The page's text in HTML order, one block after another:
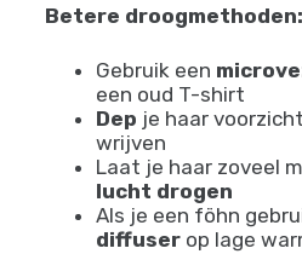
Betere droogmethoden:
Gebruik een
een oud T-shirt
Dep je haar
wrijven
Laat je haar zoveel
lucht drogen
Als je een föhn
diffuser op lage